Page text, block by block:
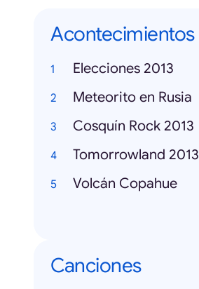
Acontecimientos
Elecciones 2013
Meteorito en Rusia
Cosquín Rock 2013
Tomorrowland 2013
Volcán Copahue
Canciones